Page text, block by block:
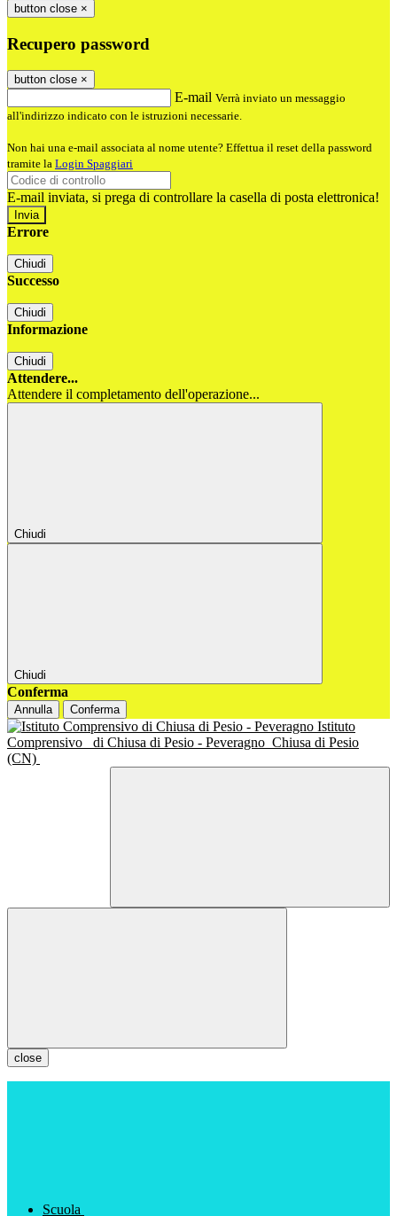
button close ×
Recupero password
button close ×
E-mail Verrà inviato un messaggio
all'indirizzo indicato con le istruzioni necessarie.
Non hai una e-mail associata al nome utente? Effettua il reset della password
tramite la Login Spaggiari
E-mail inviata, si prega di controllare la casella di posta elettronica!
Errore
Chiudi
Successo
Chiudi
Informazione
Chiudi
Attendere...
Attendere il completamento dell'operazione...
Chiudi
Chiudi
Conferma
Annulla Conferma
Istituto
Comprensivo
di Chiusa di Pesio - Peveragno Chiusa di Pesio
(CN)
close
Scuola